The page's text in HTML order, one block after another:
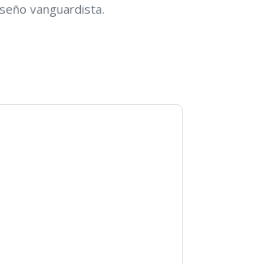
vanguardista.